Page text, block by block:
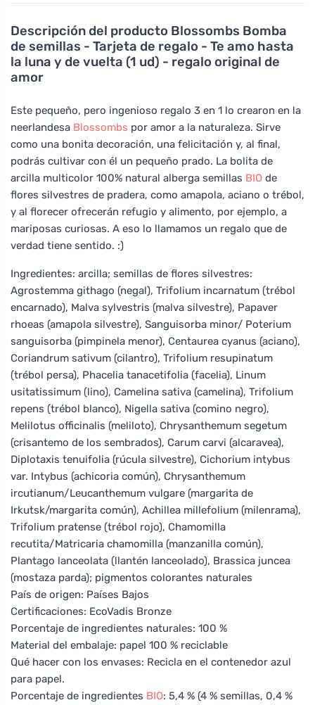
Descripción del producto Blossombs Bomba
de semillas - Tarjeta de regalo - Te amo hasta
la luna y de vuelta (1 ud) - regalo original de
amor
Este pequeño, pero ingenioso regalo 3 en 1 lo crearon en la
neerlandesa Blossombs por amor a la naturaleza. Sirve
como una bonita decoración, una felicitación y, al final,
podrás cultivar con él un pequeño prado. La bolita de
arcilla multicolor 100% natural alberga semillas BIO de
flores silvestres de pradera, como amapola, aciano o trébol,
y al florecer ofrecerán refugio y alimento, por ejemplo, a
mariposas curiosas. A eso lo llamamos un regalo que de
verdad tiene sentido. :)
Ingredientes: arcilla; semillas de flores silvestres:
Agrostemma githago (negal), Trifolium incarnatum (trébol
encarnado), Malva sylvestris (malva silvestre), Papaver
rhoeas (amapola silvestre), Sanguisorba minor/ Poterium
sanguisorba (pimpinela menor), Centaurea cyanus (aciano),
Coriandrum sativum (cilantro), Trifolium resupinatum
(trébol persa), Phacelia tanacetifolia (facelia), Linum
usitatissimum (lino), Camelina sativa (camelina), Trifolium
repens (trébol blanco), Nigella sativa (comino negro),
Melilotus officinalis (meliloto), Chrysanthemum segetum
(crisantemo de los sembrados), Carum carvi (alcaravea),
Diplotaxis tenuifolia (rúcula silvestre), Cichorium intybus
var. Intybus (achicoria común), Chrysanthemum
ircutianum/Leucanthemum vulgare (margarita de
Irkutsk/margarita común), Achillea millefolium (milenrama),
Trifolium pratense (trébol rojo), Chamomilla
recutita/Matricaria chamomilla (manzanilla común),
Plantago lanceolata (llantén lanceolado), Brassica juncea
(mostaza parda); pigmentos colorantes naturales
País de origen: Países Bajos
Certificaciones: EcoVadis Bronze
Porcentaje de ingredientes naturales: 100 %
Material del embalaje: papel 100 % reciclable
Qué hacer con los envases: Recicla en el contenedor azul
para papel.
Porcentaje de ingredientes BIO: 5,4 % (4 % semillas, 0,4 %